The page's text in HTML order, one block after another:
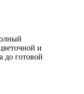
и
до готовой